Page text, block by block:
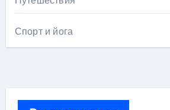
Спорт и йога